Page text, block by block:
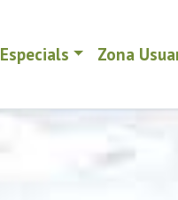
Especials Zona